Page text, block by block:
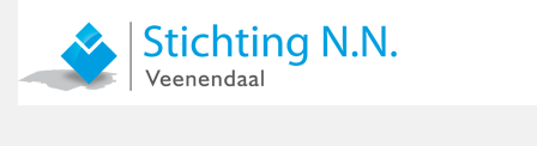
Over ons
– Doelstelling – Logo – Financien
Doneren Foto album Jaarverslagen – Jaarverslag 2018
– Jaarverslag 2024